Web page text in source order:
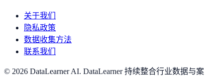
关于我们
隐私政策
数据收集方法
联系我们
© 2026 DataLearner AI. DataLearner 持续整合行业数据与案